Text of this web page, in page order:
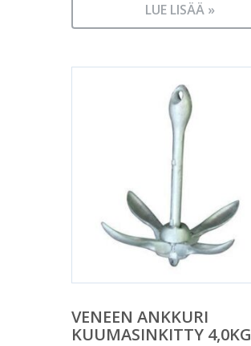
LUE LISÄÄ »
VENEEN ANKKURI
KUUMASINKITTY 4,0KG